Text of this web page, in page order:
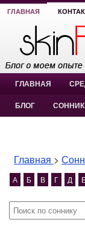
ГЛАВНАЯ
ГЛАВНАЯ
БЛОГ СОННИК
Главная >
А Б В Г Д